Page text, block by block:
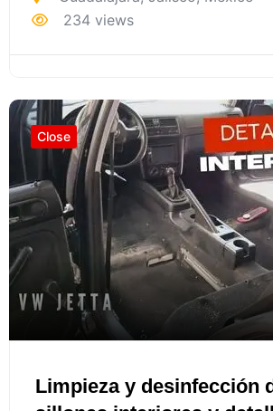
234 views
Close
Limpieza y desinfección